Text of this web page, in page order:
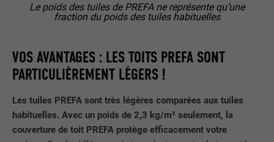
VOS AVANTAGES : LES TOITS PREFA SONT
PARTICULIÈREMENT LÉGERS !
Les tuiles PREFA sont très légères comparées aux tuiles
habituelles. Avec un poids de 2,3 kg/m² seulement, la
couverture de toit PREFA protège efficacement votre
Le poids des tuiles de PREFA ne représente qu’une
fraction du poids des tuiles habituelles